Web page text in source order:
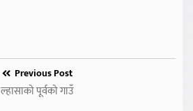
Previous Post
ल्हासाको पूर्वको गाउँ